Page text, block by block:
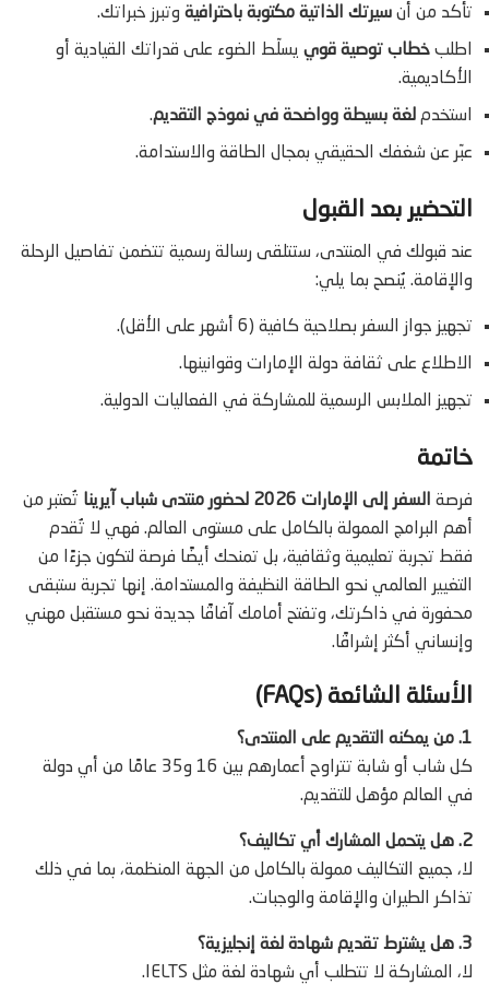
تأكد من أن سيرتك الذاتية مكتوبة باحترافية وتبرز خبراتك.
اطلب خطاب توصية قوي يسلّط الضوء على قدراتك القيادية أو
الأكاديمية.
استخدم لغة بسيطة وواضحة في نموذج التقديم.
عبّر عن شغفك الحقيقي بمجال الطاقة والاستدامة.
التحضير بعد القبول
عند قبولك في المنتدى، ستتلقى رسالة رسمية تتضمن تفاصيل الرحلة
والإقامة. يُنصح بما يلي:
تجهيز جواز السفر بصلاحية كافية (6 أشهر على الأقل).
الاطلاع على ثقافة دولة الإمارات وقوانينها.
تجهيز الملابس الرسمية للمشاركة في الفعاليات الدولية.
خاتمة
فرصة السفر إلى الإمارات 2026 لحضور منتدى شباب آيرينا
تُعتبر من
أهم البرامج الممولة بالكامل على مستوى العالم. فهي لا تُقدم
فقط تجربة تعليمية وثقافية، بل تمنحك أيضًا فرصة لتكون جزءًا من
التغيير العالمي نحو الطاقة النظيفة والمستدامة. إنها تجربة ستبقى
محفورة في ذاكرتك، وتفتح أمامك آفاقًا جديدة نحو مستقبل مهني
وإنساني أكثر إشراقًا.
الأسئلة الشائعة (FAQs)
1. من يمكنه التقديم على المنتدى؟
كل شاب أو شابة تتراوح أعمارهم بين 16 و35 عامًا من أي دولة
في العالم مؤهل للتقديم.
2. هل يتحمل المشارك أي تكاليف؟
لا، جميع التكاليف ممولة بالكامل من الجهة المنظمة، بما في ذلك
تذاكر الطيران والإقامة والوجبات.
3. هل يشترط تقديم شهادة لغة إنجليزية؟
لا، المشاركة لا تتطلب أي شهادة لغة مثل IELTS.